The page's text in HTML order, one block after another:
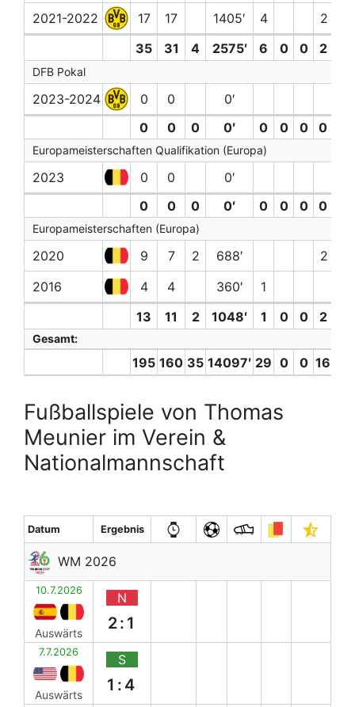
2021-2022
17 17 1405′ 4
2 (0)
35
31 4 2575′ 6 0 0 2 (0)
DFB Pokal
2023-2024 0 0
0′
0
0 0 0′ 0 0 0 0 (0)
Europameisterschaften Qualifikation (Europa)
2023 0 0
0′
0
0 0 0′ 0 0 0 0 (0)
Europameisterschaften (Europa)
2020 9 7 2 688′
2 (0)
2016
4 4 360′
1
13
11 2 1048′ 1 0 0 2 (0)
Gesamt:
195 160 35 14097′ 29 0 0 16 (0)
Fußballspiele von Thomas
Meunier im Verein &
Nationalmannschaft
Datum Ergebnis
WM 2026
10.7.2026
Auswärts
N
2:1
7.7.2026
Auswärts
S
1:4